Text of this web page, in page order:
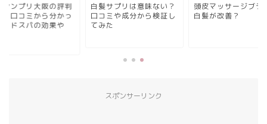
ヤンプリ大阪の評判
】口コミから分かっ
ッドスパの効果や
白髪サプリは意味ない？
口コミや成分から検証し
てみた
頭皮マッサージブラ
白髪が改善？
スポンサーリンク